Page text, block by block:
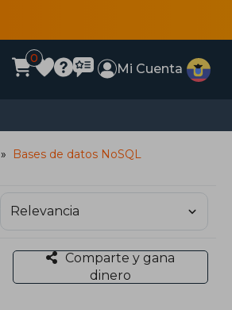
0
Mi Cuenta
Bases de datos NoSQL
Comparte y gana
dinero